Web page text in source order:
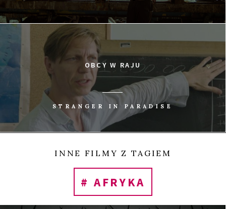
OBCY W RAJU
STRANGER IN PARADISE
INNE FILMY Z TAGIEM
# AFRYKA